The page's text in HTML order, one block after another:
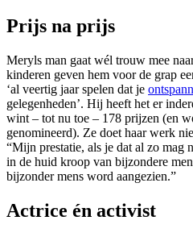
Prijs na prijs
Meryls man gaat wél trouw mee
kinderen geven hem voor de grap
‘al veertig jaar spelen dat je
gelegenheden’. Hij heeft het er
wint – tot nu toe – 178 prijzen (en
genomineerd). Ze doet haar werk
“Mijn prestatie, als je dat al zo mag
in de huid kroop van bijzondere
bijzonder mens word aangezien.”
Actrice én activist